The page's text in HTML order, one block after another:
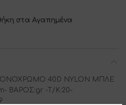
στα Αγαπημένα
40D NYLON ΜΠΛΕ
ΒΑΡΟΣ:gr -Τ/Κ:20-